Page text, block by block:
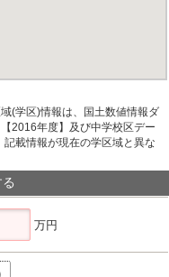
(学区)情報は、国土数値情報ダ
2016年度】及び中学校区デー
載情報が現在の学区域と異な
万円